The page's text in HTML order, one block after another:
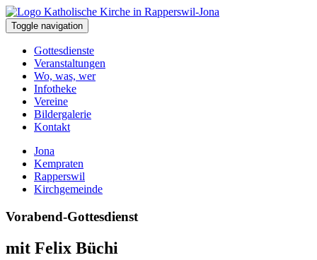
Toggle navigation
Gottesdienste
Veranstaltungen
Wo, was, wer
Infotheke
Vereine
Bildergalerie
Kontakt
Jona
Kempraten
Rapperswil
Kirchgemeinde
Vorabend-Gottesdienst
mit Felix Büchi